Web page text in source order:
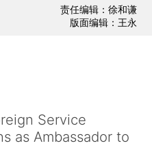
责任编辑：徐和谦
版面编辑：王永
Service
as Ambassador to